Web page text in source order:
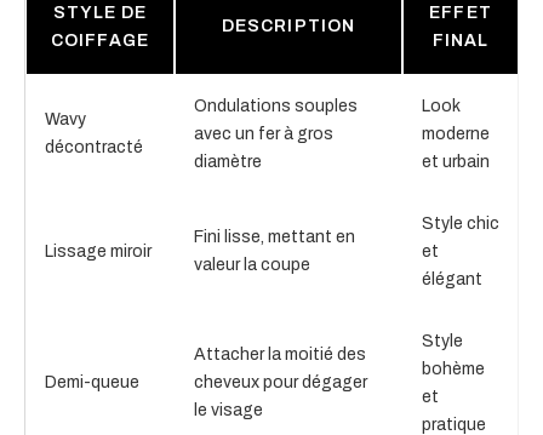
STYLE DE
COIFFAGE
DESCRIPTION
EFFET
FINAL
Wavy
décontracté
Ondulations souples
avec un fer à gros
diamètre
Look
moderne
et urbain
Lissage miroir
Fini lisse, mettant en
valeur la coupe
Style chic
et
élégant
Demi-queue
Attacher la moitié des
cheveux pour dégager
le visage
Style
bohème
et
pratique